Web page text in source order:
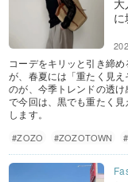
コーデをキリッと引き締
が、春夏には「重たく見
のが、今季トレンドの透
で今回は、黒でも重たく
します。
#ZOZO #ZOZOTOWN